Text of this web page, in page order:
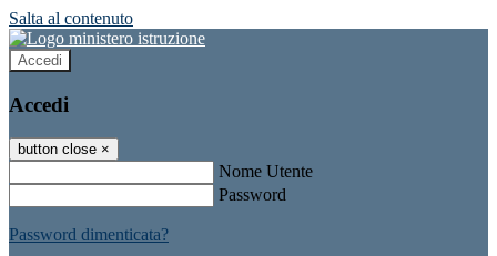
Salta al contenuto
Accedi
Accedi
button close ×
Nome Utente
Password
Password dimenticata?